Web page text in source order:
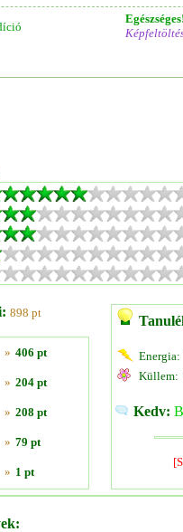
898 pt
» 406 pt
» 204 pt
» 208 pt
» 79 pt
» 1 pt
Energia:
Küllem:
Kedv: